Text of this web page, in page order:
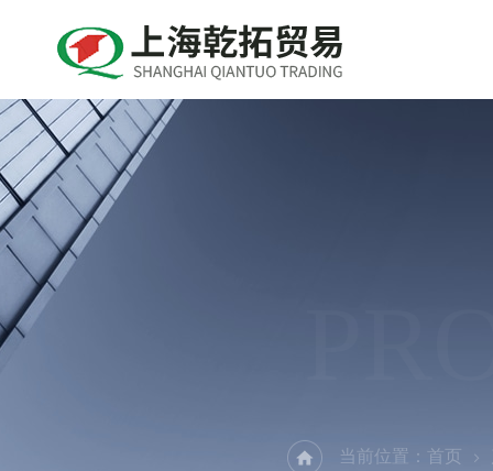
当前位置： 首页